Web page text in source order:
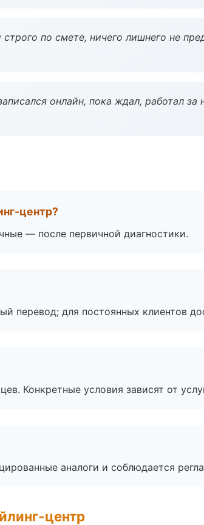
по смете, ничего лишнего не
онлайн, пока ждал, работал за
центр?
— после первичной диагностики.
перевод; для постоянных клиентов
Конкретные условия зависят от
аналоги и соблюдается
центр